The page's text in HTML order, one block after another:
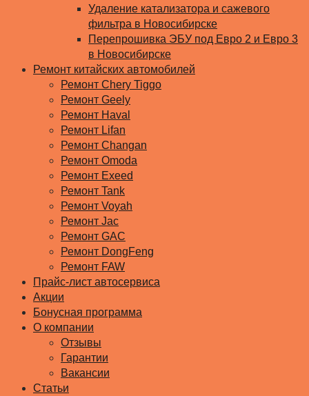
Удаление катализатора и сажевого
фильтра в Новосибирске
Перепрошивка ЭБУ под Евро 2 и Евро 3
в Новосибирске
Ремонт китайских автомобилей
Ремонт Chery Tiggo
Ремонт Geely
Ремонт Haval
Ремонт Lifan
Ремонт Changan
Ремонт Omoda
Ремонт Exeed
Ремонт Tank
Ремонт Voyah
Ремонт Jac
Ремонт GAC
Ремонт DongFeng
Ремонт FAW
Прайс-лист автосервиса
Акции
Бонусная программа
О компании
Отзывы
Гарантии
Вакансии
Статьи